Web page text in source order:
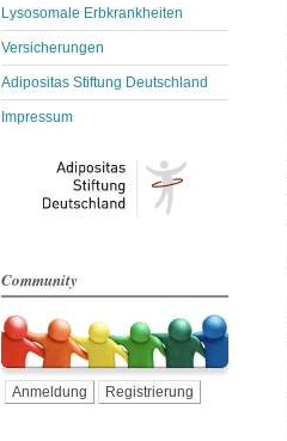
Lysosomale Erbkrankheiten
Versicherungen
Adipositas Stiftung Deutschland
Impressum
Community
Anmeldung Registrierung